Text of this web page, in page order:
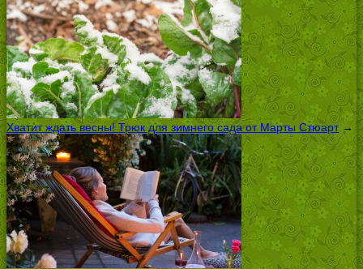
Хватит ждать весны! Трюк для зимнего сада от Марты Стюарт→